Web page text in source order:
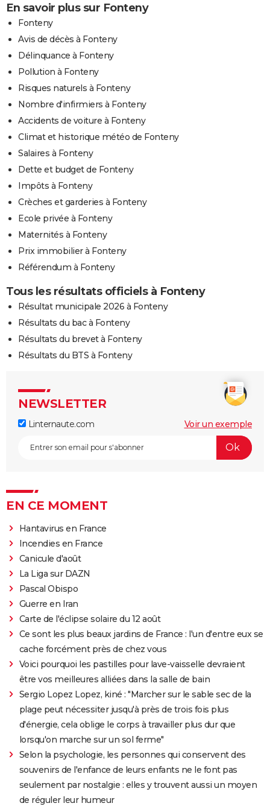
En savoir plus sur Fonteny
Fonteny
Avis de décès à Fonteny
Délinquance à Fonteny
Pollution à Fonteny
Risques naturels à Fonteny
Nombre d'infirmiers à Fonteny
Accidents de voiture à Fonteny
Climat et historique météo de Fonteny
Salaires à Fonteny
Dette et budget de Fonteny
Impôts à Fonteny
Crèches et garderies à Fonteny
Ecole privée à Fonteny
Maternités à Fonteny
Prix immobilier à Fonteny
Référendum à Fonteny
Tous les résultats officiels à Fonteny
Résultat municipale 2026 à Fonteny
Résultats du bac à Fonteny
Résultats du brevet à Fonteny
Résultats du BTS à Fonteny
NEWSLETTER
Linternaute.com Voir un exemple
EN CE MOMENT
Hantavirus en France
Incendies en France
Canicule d'août
La Liga sur DAZN
Pascal Obispo
Guerre en Iran
Carte de l'éclipse solaire du 12 août
Ce sont les plus beaux jardins de France : l'un d'entre eux se
cache forcément près de chez vous
Voici pourquoi les pastilles pour lave-vaisselle devraient
être vos meilleures alliées dans la salle de bain
Sergio Lopez Lopez, kiné : "Marcher sur le sable sec de la
plage peut nécessiter jusqu'à près de trois fois plus
d'énergie, cela oblige le corps à travailler plus dur que
lorsqu'on marche sur un sol ferme"
Selon la psychologie, les personnes qui conservent des
souvenirs de l'enfance de leurs enfants ne le font pas
seulement par nostalgie : elles y trouvent aussi un moyen
de réguler leur humeur